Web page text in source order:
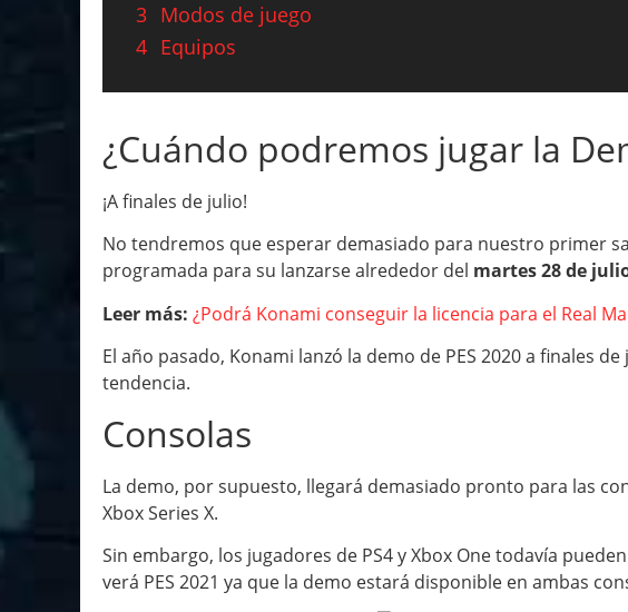
3 Modos de juego
4 Equipos
¿Cuándo podremos jugar la
¡A finales de julio!
No tendremos que esperar demasiado para nuestro primer
programada para su lanzarse alrededor del martes 28 de
Leer más: ¿Podrá Konami conseguir la licencia para el Real
El año pasado, Konami lanzó la demo de PES 2020 a finales
tendencia.
Consolas
La demo, por supuesto, llegará demasiado pronto para las
Xbox Series X.
Sin embargo, los jugadores de PS4 y Xbox One todavía
verá PES 2021 ya que la demo estará disponible en ambas